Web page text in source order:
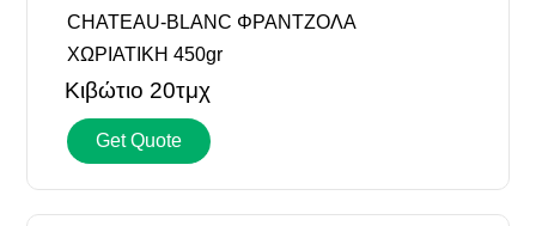
CHATEAU-BLANC ΦΡΑΝΤΖΟΛΑ
ΧΩΡΙΑΤΙΚΗ 450gr
Κιβώτιο 20τμχ
Get Quote